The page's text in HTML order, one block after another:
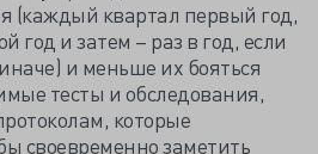
(каждый квартал первый год,
год и затем – раз в год, если
и меньше их бояться
тесты и обследования,
которые
своевременно заметить